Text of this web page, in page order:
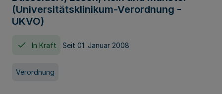
(Universitätsklinikum-Verordnung -
UKVO)
In Kraft Seit 01. Januar 2008
Verordnung